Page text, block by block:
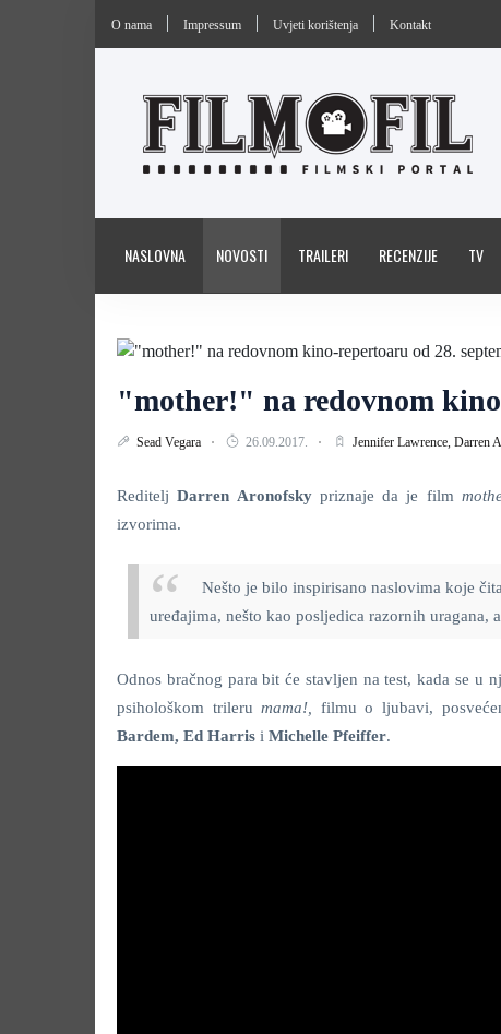
O nama Impressum Uvjeti korištenja Kontakt
NASLOVNA NOVOSTI TRAILERI RECENZIJE TV
"mother!" na redovnom
Sead Vegara 26.09.2017. Jennifer Lawrence, Darren
RediteljDarren Aronofskypriznaje da je film
izvorima.
Nešto je bilo inspirisano naslovima koje
uređajima, nešto kao posljedica razornih uragana,
Odnos bračnog para bit će stavljen na test, kada se
psihološkom trilerumama!, filmu o ljubavi,
Bardem, Ed Harris i Michelle Pfeiffer.